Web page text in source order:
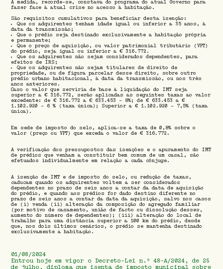
01/08/2024
Entrou hoje em vigor o Decreto-Lei n.º 48-A/2024, de 25
de julho, diploma que isenta de imposto municipal sobre
A medida, recorde-se, constava do programa do atual Governo para
fazer face à atual crise no acesso à habitação.
São requisitos cumulativos para beneficiar desta isenção:
Que os adquirentes tenham idade igual ou inferior a 35 anos, à
data da transmissão;
Que o prédio seja destinado exclusivamente a habitação própria
e permanente;
Que o preço de aquisição, ou valor patrimonial tributário (VPT)
do prédio, seja igual ou inferior a € 316.772.
Que os adquirentes não sejam considerados dependentes, para
efeitos de IRS;
Que os adquirentes não sejam titulares de direito de
propriedade, ou de figura parcelar desse direito, sobre outro
prédio urbano habitacional, à data da transmissão, ou nos três
anos anteriores.
Caso o valor que serviria de base à liquidação do IMT seja
superior a € 316.772, serão aplicadas as seguintes taxas ao valor
excedente: de € 316.772 a € 633.453 – 8%; de € 633.453 a €
1.102.920 – 6 % (taxa única); Superior a € 1.102.920 – 7,5% (taxa
única).
Em sede de imposto do selo, aplica-se a taxa de 0,8% sobre o
valor (preço ou VPT) que exceda o valor de € 316.772.
A verificação dos pressupostos das isenções e o apuramento do IMT
de prédios que venham a constituir bem comum de um casal, são
efetuados individualmente em relação a cada cônjuge.
A isenção de IMT e de imposto do selo, ou redução de taxas,
caducam quando os adquirentes voltem a ser considerados
dependentes no prazo de seis anos a contar da data de aquisição
do prédio, e quando aos prédios for dado destino diferente no
prazo de seis anos a contar da data da aquisição, salvo nos casos
de (i) venda (ii) alteração da composição do agregado familiar
(por motivo de casamento, união de facto ou dissolução desses,
aumento do número de dependentes); (iii) alteração do local de
trabalho para uma distância superior a 100 km do prédio, desde
que, nos dois últimos cenários, o prédio se mantenha destinado
exclusivamente a habitação.